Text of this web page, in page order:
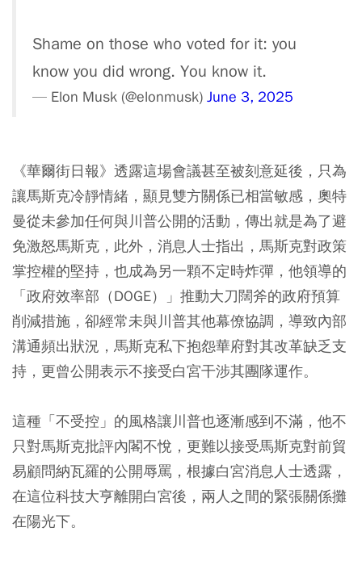
Shame on those who voted for it: you
know you did wrong. You know it.
— Elon Musk (@elonmusk) June 3, 2025
《華爾街日報》透露這場會議甚至被刻意延後，只為
讓馬斯克冷靜情緒，顯見雙方關係已相當敏感，奧特
曼從未參加任何與川普公開的活動，傳出就是為了避
免激怒馬斯克，此外，消息人士指出，馬斯克對政策
掌控權的堅持，也成為另一顆不定時炸彈，他領導的
「政府效率部（DOGE）」推動大刀闊斧的政府預算
削減措施，卻經常未與川普其他幕僚協調，導致內部
溝通頻出狀況，馬斯克私下抱怨華府對其改革缺乏支
持，更曾公開表示不接受白宮干涉其團隊運作。
這種「不受控」的風格讓川普也逐漸感到不滿，他不
只對馬斯克批評內閣不悅，更難以接受馬斯克對前貿
易顧問納瓦羅的公開辱罵，根據白宮消息人士透露，
在這位科技大亨離開白宮後，兩人之間的緊張關係攤
在陽光下。